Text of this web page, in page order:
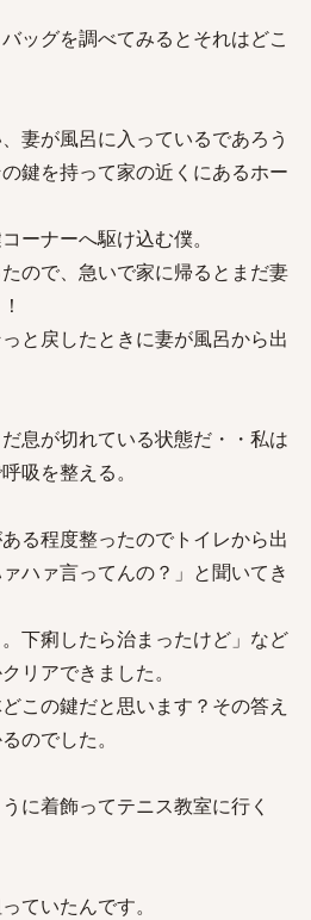
ッグを調べてみるとそれはどこ
妻が風呂に入っているであろう
鍵を持って家の近くにあるホー
ーナーへ駆け込む僕。
ので、急いで家に帰るとまだ妻
と戻したときに妻が風呂から出
息が切れている状態だ・・私は
吸を整える。
る程度整ったのでトイレから出
ハァ言ってんの？」と聞いてき
下痢したら治まったけど」など
リアできました。
この鍵だと思います？その答え
のでした。
に着飾ってテニス教室に行く
ていたんです。